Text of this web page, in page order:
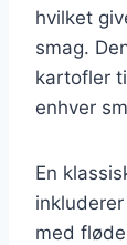
hvilket
smag.
kartofler
enhver
En
med